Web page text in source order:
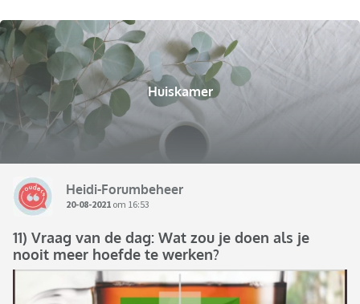
Huiskamer
Heidi-Forumbeheer
20-08-2021 om 16:53
11) Vraag van de dag: Wat zou je doen als je
nooit meer hoefde te werken?